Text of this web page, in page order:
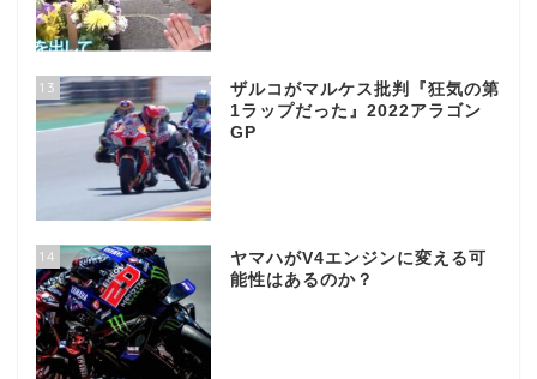
13
ザルコがマルケス批判『狂気の第
1ラップだった』2022アラゴン
GP
14
ヤマハがV4エンジンに変える可
能性はあるのか？